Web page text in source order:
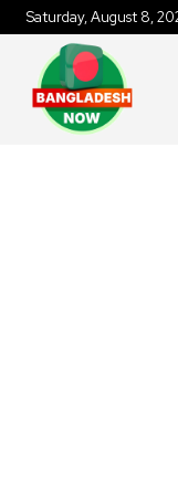
Saturday, August 8,